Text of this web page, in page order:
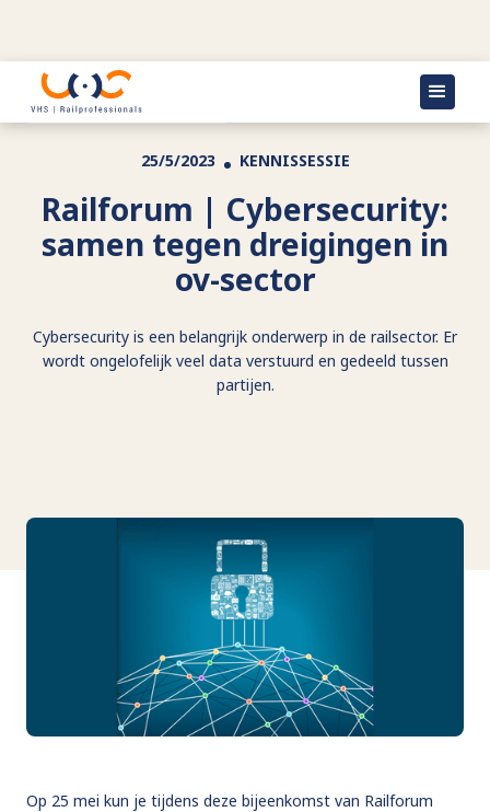
Terug naar agenda
25/5/2023 KENNISSESSIE
Railforum | Cybersecurity:
samen tegen dreigingen in
ov-sector
Cybersecurity is een belangrijk onderwerp in de railsector. Er
wordt ongelofelijk veel data verstuurd en gedeeld tussen
partijen.
Op 25 mei kun je tijdens deze bijeenkomst van Railforum